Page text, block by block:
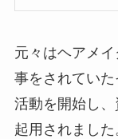
元々はヘアメ
事をされてい
活動を開始し
起用されました